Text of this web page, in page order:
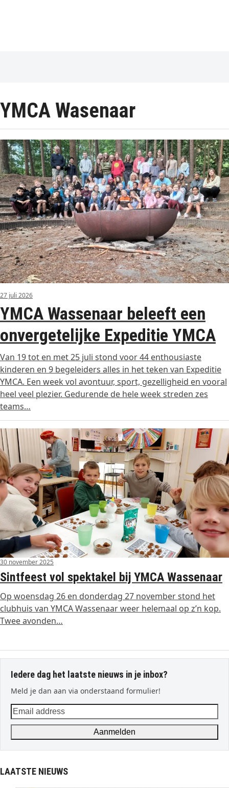
YMCA Wasenaar
27 juli 2026
YMCA Wassenaar beleeft een
onvergetelijke Expeditie YMCA
Van 19 tot en met 25 juli stond voor 44 enthousiaste
kinderen en 9 begeleiders alles in het teken van Expeditie
YMCA. Een week vol avontuur, sport, gezelligheid en vooral
heel veel plezier. Gedurende de hele week streden zes
teams…
30 november 2025
Sintfeest vol spektakel bij YMCA Wassenaar
Op woensdag 26 en donderdag 27 november stond het
clubhuis van YMCA Wassenaar weer helemaal op z’n kop.
Twee avonden…
Iedere dag het laatste nieuws in je inbox?
Meld je dan aan via onderstaand formulier!
Email
address
Aanmelden
LAATSTE NIEUWS